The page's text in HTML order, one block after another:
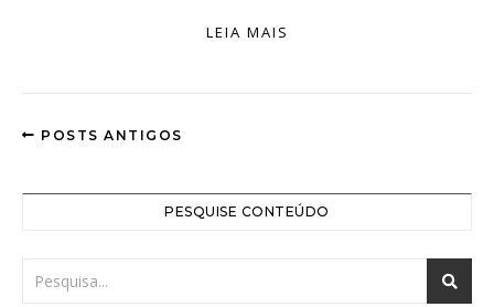
LEIA MAIS
POSTS ANTIGOS
PESQUISE CONTEÚDO